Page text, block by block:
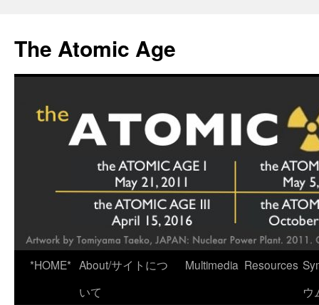
content
The Atomic Age
*HOME* About/サイトにつ
いて
Multimedia Resources
ウ